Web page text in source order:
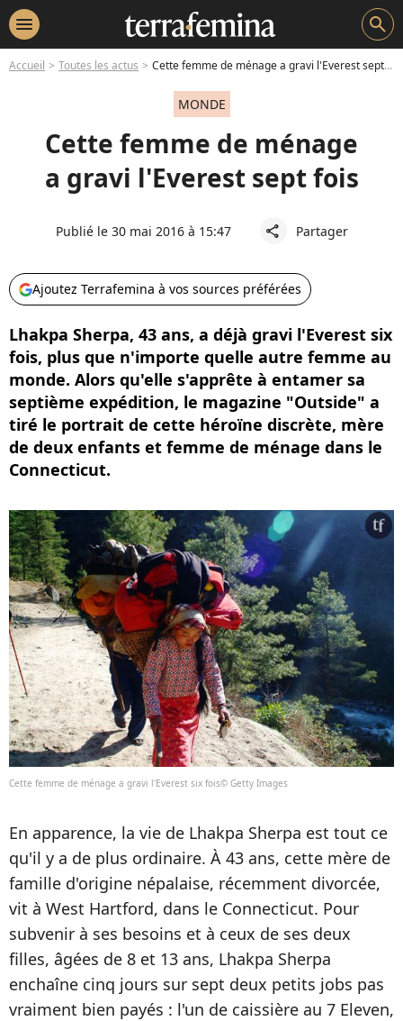
menu search
Accueil Toutes les actus Cette femme de ménage a gravi l'Everest sept fois
MONDE
Cette femme de ménage
a gravi l'Everest sept fois
Publié le 30 mai 2016 à 15:47 share Partager
Ajoutez Terrafemina à vos sources préférées
Lhakpa Sherpa, 43 ans, a déjà gravi l'Everest six
fois, plus que n'importe quelle autre femme au
monde. Alors qu'elle s'apprête à entamer sa
septième expédition, le magazine "Outside" a
tiré le portrait de cette héroïne discrète, mère
de deux enfants et femme de ménage dans le
Connecticut.
Cette femme de ménage a gravi l'Everest six fois© Getty Images
En apparence, la vie de Lhakpa Sherpa est tout ce
qu'il y a de plus ordinaire. À 43 ans, cette mère de
famille d'origine népalaise, récemment divorcée,
vit à West Hartford, dans le Connecticut. Pour
subvenir à ses besoins et à ceux de ses deux
filles, âgées de 8 et 13 ans, Lhakpa Sherpa
enchaîne cinq jours sur sept deux petits jobs pas
vraiment bien payés : l'un de caissière au 7 Eleven,